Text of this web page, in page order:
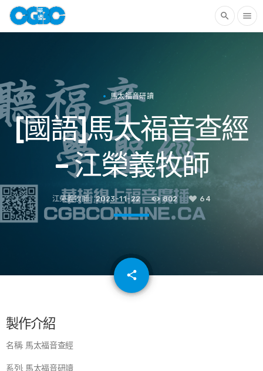
search menu
馬太福音研讀
[國語]馬太福音查經
– 江榮義牧師
江榮義牧師 2023-11-22 802 64
share
email
製作介紹
名稱: 馬太福音查經
系列: 馬太福音研讀